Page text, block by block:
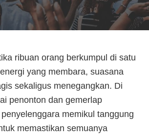
ribuan orang berkumpul di satu
yang membara, suasana
sekaligus menegangkan. Di
penonton dan gemerlap
memikul tanggung
memastikan semuanya